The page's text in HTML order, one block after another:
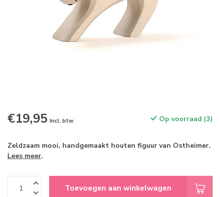
€19,95 Incl. btw Op voorraad (3)
Zeldzaam mooi, handgemaakt houten figuur van Ostheimer.
Lees meer.
Toevoegen aan winkelwagen